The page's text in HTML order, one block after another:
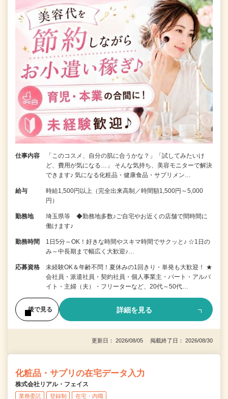
仕事内容
「このコスメ、自分の肌に合うかな？」「試してみたいけ
ど、費用が気になる…」 そんな気持ち、美容モニターで解決
できます♪ 気になる化粧品・健康食品・サプリメン…
給与
時給1,500円以上（完全出来高制／時間額1,500円～5,000
円）
勤務地
埼玉県等 ◆勤務地多数♪ご自宅やお近くの店舗で間時間に
働けます♪
勤務時間
1日5分～OK！好きな時間やスキマ時間でサクッと♪ ☆1日の
み～中長期まで幅広く大歓迎♪…
応募資格
未経験OK＆年齢不問！夏休みの1回きり・単発も大歓迎！ ★
会社員・派遣社員・契約社員・個人事業主・パート・アルバ
イト・主婦（夫）・フリーターなど、20代～50代…
後で見る 詳細を見る
更新日： 2026/08/05 掲載終了日： 2026/08/30
化粧品・サプリの在宅データ入力
株式会社リアル・フェイス
業務委託 登録制 在宅・内職